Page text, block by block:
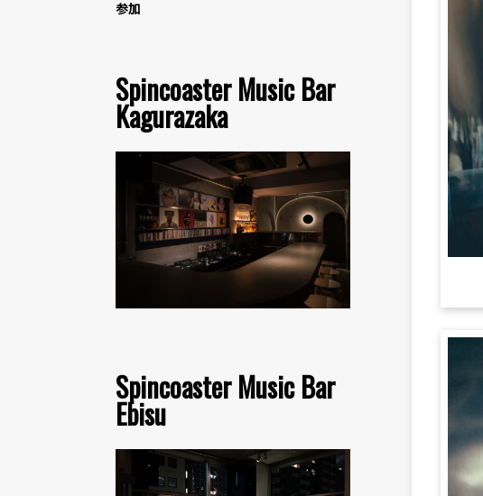
参加
Spincoaster Music Bar
Kagurazaka
Spincoaster Music Bar
Ebisu